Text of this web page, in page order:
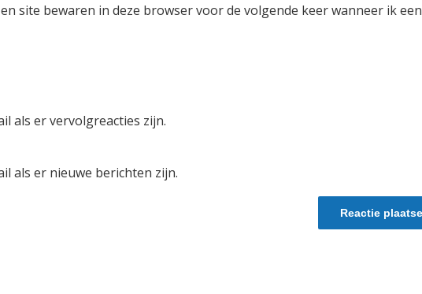
site bewaren in deze browser voor de volgende keer wanneer ik een
als er vervolgreacties zijn.
als er nieuwe berichten zijn.